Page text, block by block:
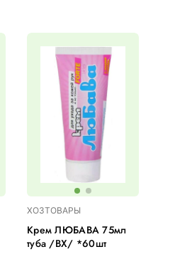
ХОЗТОВАРЫ
Крем ЛЮБАВА 75мл
туба /ВХ/ *60шт